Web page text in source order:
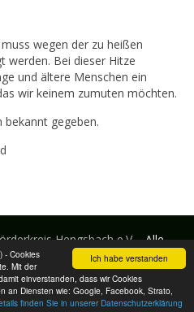
Ich habe verstanden
- Cookies
Mit der
einverstanden, dass wir Cookies
an Diensten wie: Google, Facebook, Strato,
finden Sie in unserer Datenschutzerklärung
wegen der zu heißen
werden. Bei dieser Hitze
und ältere Menschen ein
wir keinem zumuten möchten.
bekannt gegeben.
Hengsbach e.V.- Alle